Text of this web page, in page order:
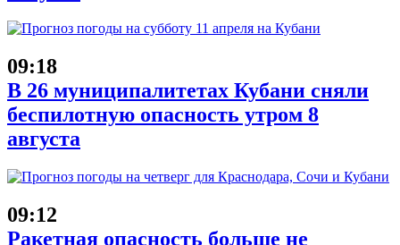
09:18
В 26 муниципалитетах Кубани сняли
беспилотную опасность утром 8
августа
09:12
Ракетная опасность больше не